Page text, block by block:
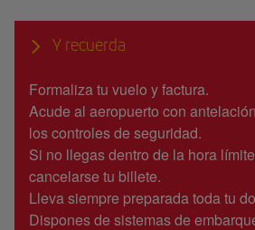
Y recuerda
Formaliza tu vuelo y factura.
Acude al aeropuerto con
los controles de seguridad.
Si no llegas dentro de la hora
cancelarse tu billete.
Lleva siempre preparada toda tu
Dispones de sistemas de